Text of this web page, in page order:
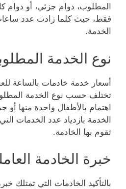
المطلوب، دوام جزئي، أو دوام
فقط، حيث كلما زادت عدد
الخدمة.
نوع الخدمة
أسعار خدمة خادمات بالساعة
تختلف حسب نوع الخدمة
اهتمام بالأطفال واحدة منها أو
الخدمة بازدياد عدد الخدمات
تقوم بها الخادمة.
خبرة الخادمة
بالتأكيد الخادمات التي تمتلك